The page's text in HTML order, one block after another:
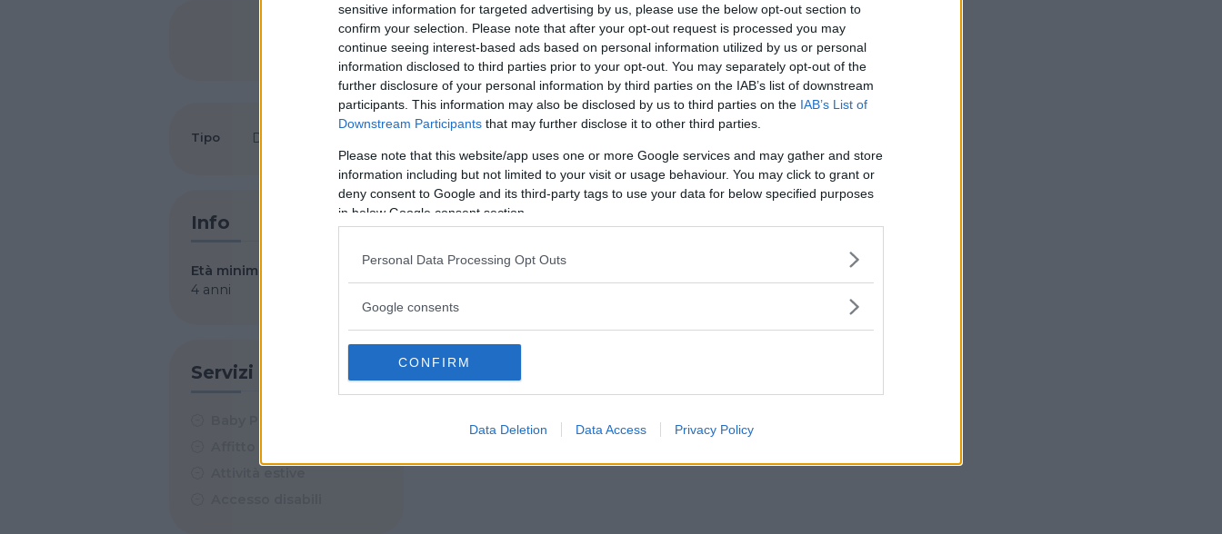
sensitive information for targeted advertising by us, please use the below opt-out section to
confirm your selection. Please note that after your opt-out request is processed you may
continue seeing interest-based ads based on personal information utilized by us or personal
information disclosed to third parties prior to your opt-out. You may separately opt-out of the
further disclosure of your personal information by third parties on the IAB’s list of downstream
participants. This information may also be disclosed by us to third parties on the IAB’s List of
Downstream Participants that may further disclose it to other third parties.
Please note that this website/app uses one or more Google services and may gather and store
information including but not limited to your visit or usage behaviour. You may click to grant or
deny consent to Google and its third-party tags to use your data for below specified purposes
in below Google consent section.
Personal Data Processing Opt Outs
Google consents
CONFIRM
Data Deletion Data Access Privacy Policy
Commenti
Tipo Danza
Info
Età minima
4 anni
Servizi
Commento
Corsi di propedeutica prescolare e corsi di jazz
e classico per bambini. Arti marziali con dei
corsi di Judo e di Kendo. Giocodanza dai 4 anni.